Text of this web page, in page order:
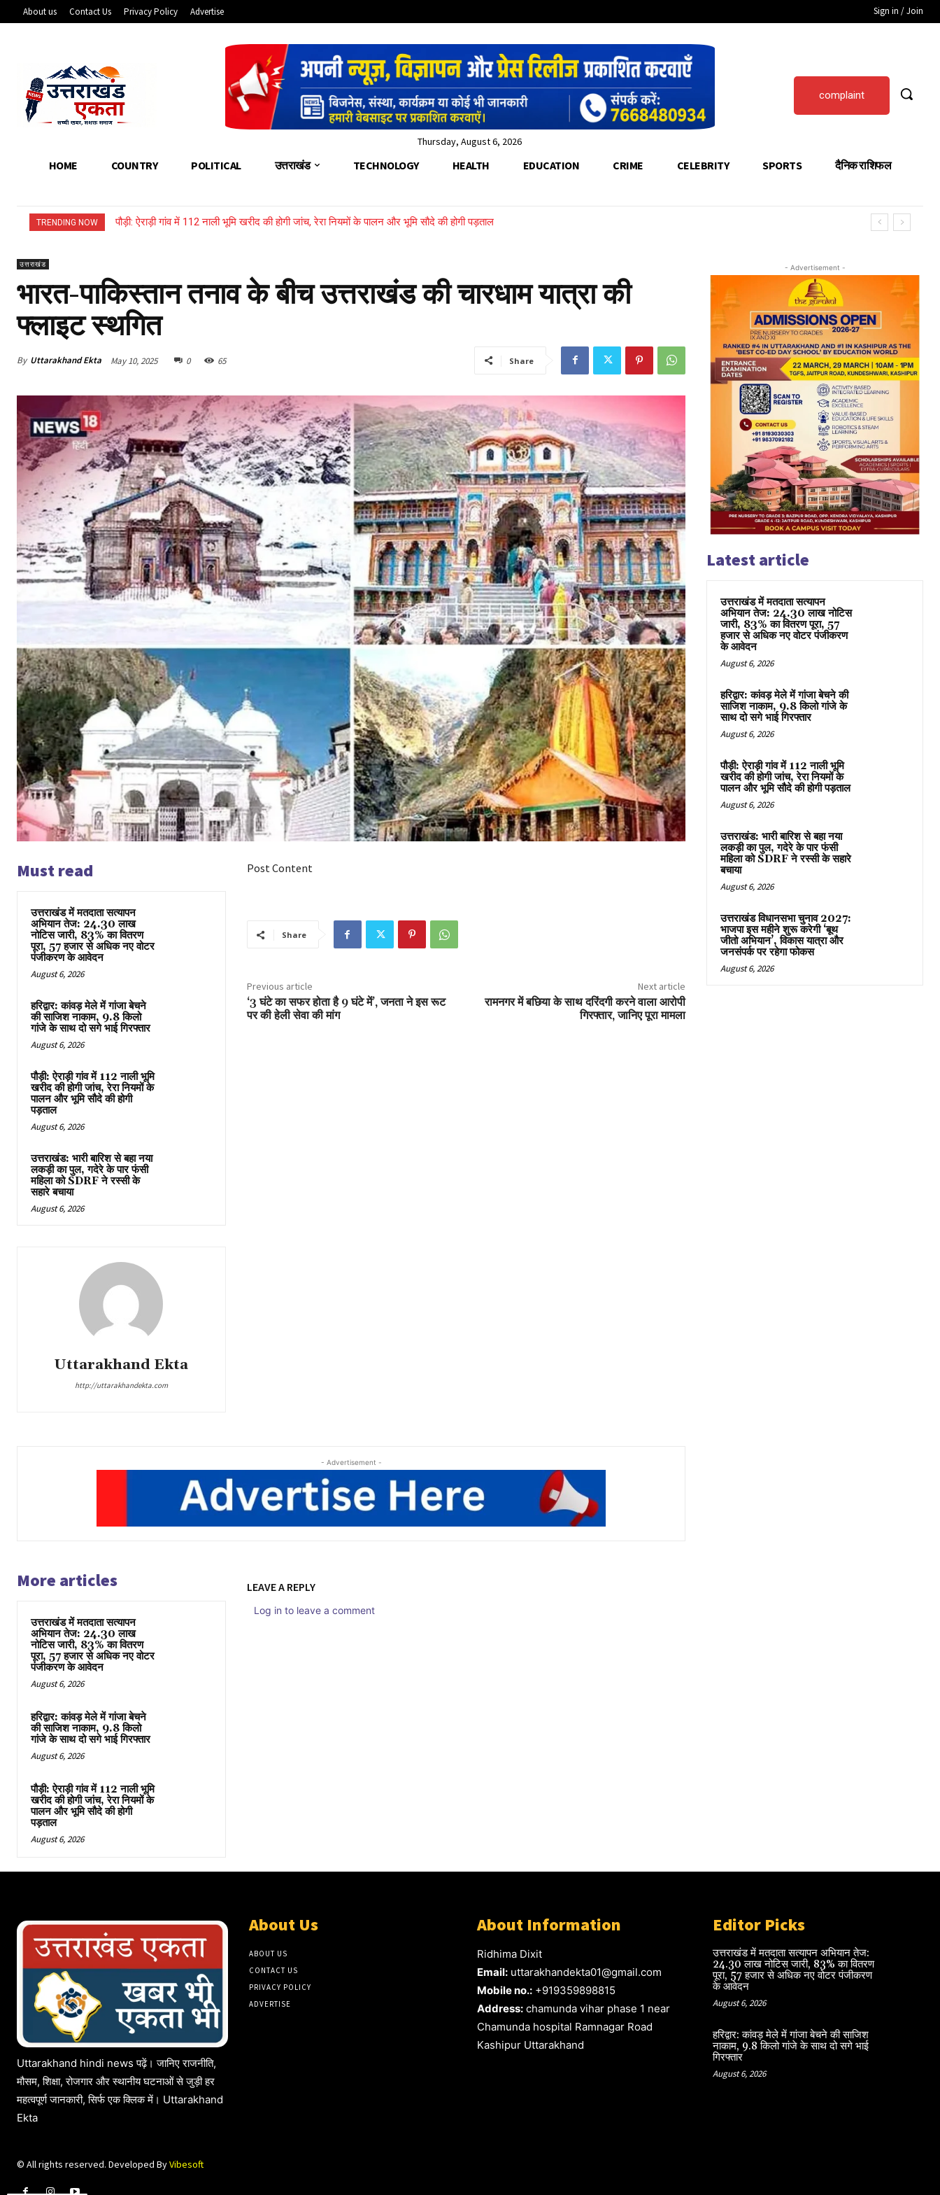
About us Contact Us Privacy Policy Advertise Sign in / Join
Thursday, August 6, 2026
complaint
HOME COUNTRY POLITICAL उत्तराखंड TECHNOLOGY HEALTH EDUCATION CRIME CELEBRITY SPORTS दैनिक राशिफल
TRENDING NOW पौड़ी: ऐराड़ी गांव में 112 नाली भूमि खरीद की होगी जांच, रेरा नियमों के पालन और भूमि सौदे की होगी पड़ताल
उत्तराखंड: भारी बारिश से बहा नया लकड़ी का पुल, गदेरे के पार फंसी महिला को SDRF ने रस्सी के सहारे बचाया
उत्तराखंड
भारत-पाकिस्तान तनाव के बीच उत्तराखंड की चारधाम यात्रा की
फ्लाइट स्थगित
By Uttarakhand Ekta May 10, 2025 0 65 Share
Must read
उत्तराखंड में मतदाता सत्यापन
अभियान तेज: 24.30 लाख
नोटिस जारी, 83% का वितरण
पूरा, 57 हजार से अधिक नए वोटर
पंजीकरण के आवेदन
August 6, 2026
हरिद्वार: कांवड़ मेले में गांजा बेचने
की साजिश नाकाम, 9.8 किलो
गांजे के साथ दो सगे भाई गिरफ्तार
August 6, 2026
पौड़ी: ऐराड़ी गांव में 112 नाली भूमि
खरीद की होगी जांच, रेरा नियमों के
पालन और भूमि सौदे की होगी
पड़ताल
August 6, 2026
उत्तराखंड: भारी बारिश से बहा नया
लकड़ी का पुल, गदेरे के पार फंसी
महिला को SDRF ने रस्सी के
सहारे बचाया
August 6, 2026
Uttarakhand Ekta
http://uttarakhandekta.com
Post Content
Share
Previous article
‘3 घंटे का सफर होता है 9 घंटे में’, जनता ने इस रूट
पर की हेली सेवा की मांग
Next article
रामनगर में बछिया के साथ दरिंदगी करने वाला आरोपी
गिरफ्तार, जानिए पूरा मामला
- Advertisement -
More articles
उत्तराखंड में मतदाता सत्यापन
अभियान तेज: 24.30 लाख
नोटिस जारी, 83% का वितरण
पूरा, 57 हजार से अधिक नए वोटर
पंजीकरण के आवेदन
August 6, 2026
हरिद्वार: कांवड़ मेले में गांजा बेचने
की साजिश नाकाम, 9.8 किलो
गांजे के साथ दो सगे भाई गिरफ्तार
August 6, 2026
पौड़ी: ऐराड़ी गांव में 112 नाली भूमि
खरीद की होगी जांच, रेरा नियमों के
पालन और भूमि सौदे की होगी
पड़ताल
August 6, 2026
LEAVE A REPLY
Log in to leave a comment
- Advertisement -
Latest article
उत्तराखंड में मतदाता सत्यापन
अभियान तेज: 24.30 लाख नोटिस
जारी, 83% का वितरण पूरा, 57
हजार से अधिक नए वोटर पंजीकरण
के आवेदन
August 6, 2026
हरिद्वार: कांवड़ मेले में गांजा बेचने की
साजिश नाकाम, 9.8 किलो गांजे के
साथ दो सगे भाई गिरफ्तार
August 6, 2026
पौड़ी: ऐराड़ी गांव में 112 नाली भूमि
खरीद की होगी जांच, रेरा नियमों के
पालन और भूमि सौदे की होगी पड़ताल
August 6, 2026
उत्तराखंड: भारी बारिश से बहा नया
लकड़ी का पुल, गदेरे के पार फंसी
महिला को SDRF ने रस्सी के सहारे
बचाया
August 6, 2026
उत्तराखंड विधानसभा चुनाव 2027:
भाजपा इस महीने शुरू करेगी ‘बूथ
जीतो अभियान’, विकास यात्रा और
जनसंपर्क पर रहेगा फोकस
August 6, 2026
Uttarakhand hindi news पढ़ें। जानिए राजनीति,
मौसम, शिक्षा, रोजगार और स्थानीय घटनाओं से जुड़ी हर
महत्वपूर्ण जानकारी, सिर्फ एक क्लिक में। Uttarakhand
Ekta
© All rights reserved. Developed ByVibesoft
About Us
ABOUT US
CONTACT US
PRIVACY POLICY
ADVERTISE
About Information
Ridhima Dixit
Email: uttarakhandekta01@gmail.com
Mobile no.: +919359898815
Address: chamunda vihar phase 1 near
Chamunda hospital Ramnagar Road
Kashipur Uttarakhand
Editor Picks
उत्तराखंड में मतदाता सत्यापन अभियान तेज:
24.30 लाख नोटिस जारी, 83% का वितरण
पूरा, 57 हजार से अधिक नए वोटर पंजीकरण
के आवेदन
August 6, 2026
हरिद्वार: कांवड़ मेले में गांजा बेचने की साजिश
नाकाम, 9.8 किलो गांजे के साथ दो सगे भाई
गिरफ्तार
August 6, 2026